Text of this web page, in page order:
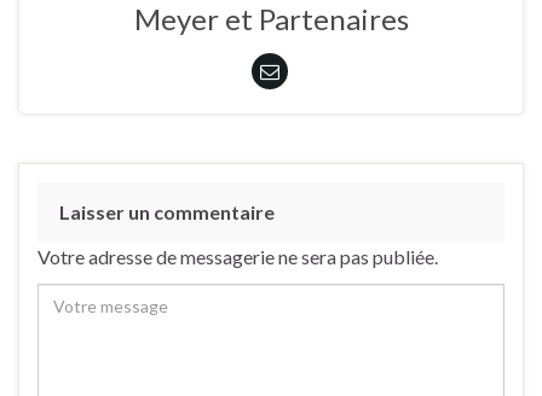
Meyer et Partenaires
Laisser un commentaire
Votre adresse de messagerie ne sera pas publiée.